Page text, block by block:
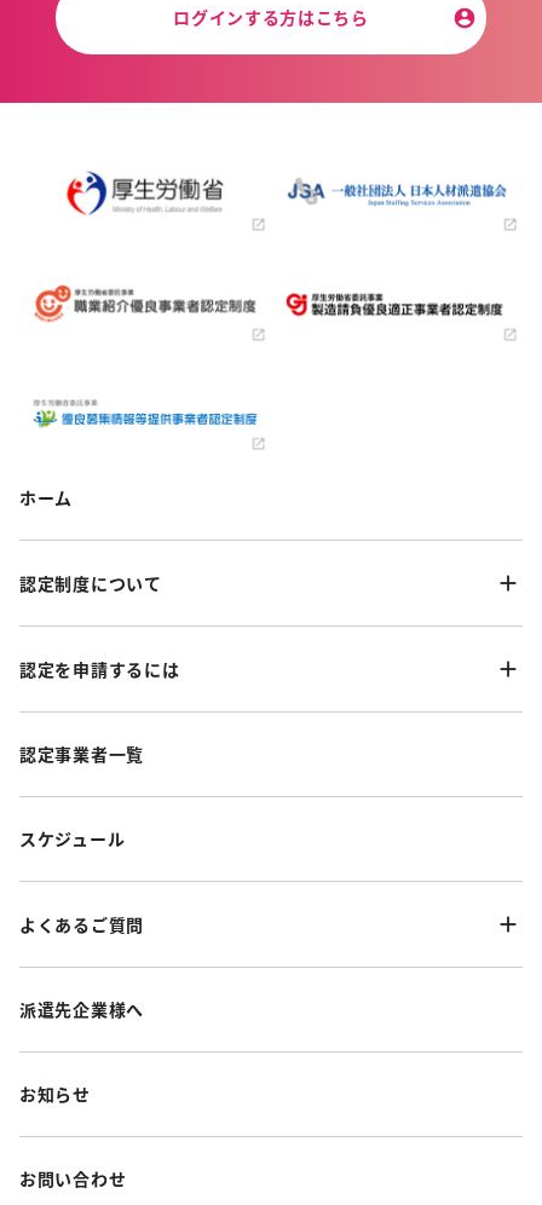
ログインする方はこちら
ホーム
認定制度について
認定を申請するには
認定事業者一覧
スケジュール
よくあるご質問
派遣先企業様へ
お知らせ
お問い合わせ